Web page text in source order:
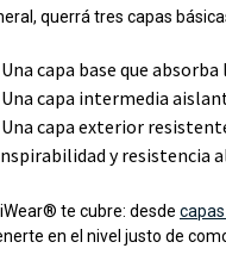
querrá tres capas
Una capa base que
Una capa intermedia
Una capa exterior
y resistencia
te cubre: desde
en el nivel justo de